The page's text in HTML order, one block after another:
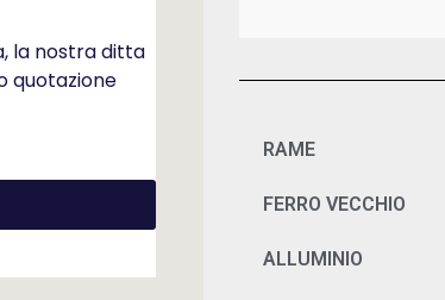
la nostra ditta
quotazione
RAME
FERRO VECCHIO
ALLUMINIO